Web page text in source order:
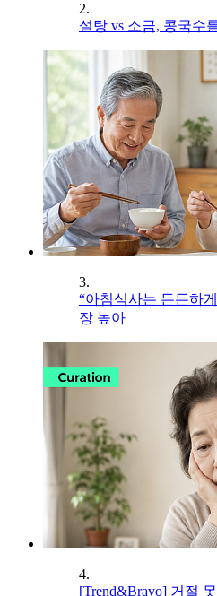
2.
설탕 vs 소금, 콩국수
3.
“아침식사는 든든하
장 높아
4.
[Trend&Bravo] 거절